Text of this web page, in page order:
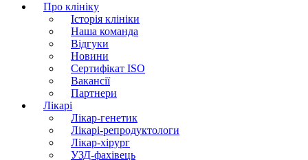
Про клініку
Історія клініки
Наша команда
Вiдгуки
Новини
Сертифікат ISO
Вакансії
Партнери
Лікарі
Лікар-генетик
Лікарі-репродуктологи
Лікар-хірург
УЗД-фахівець